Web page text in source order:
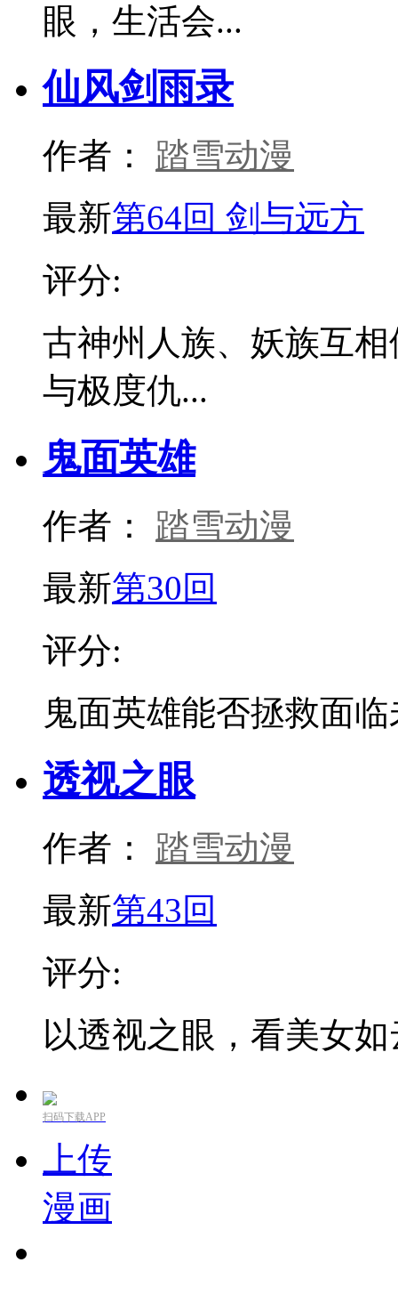
眼，生活会...
仙风剑雨录
作者：
踏雪动漫
最新第64回 剑与远方
评分:
古神州人族、妖族互
与极度仇...
鬼面英雄
作者：
踏雪动漫
最新第30回
评分:
鬼面英雄能否拯救面
透视之眼
作者：
踏雪动漫
最新第43回
评分:
以透视之眼，看美女如
扫码下载APP
上传
漫画